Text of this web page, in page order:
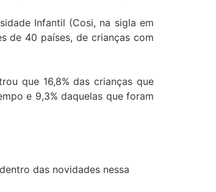
Infantil (Cosi, na sigla em
de 40 países, de crianças com
que 16,8% das crianças que
e 9,3% daquelas que foram
das novidades nessa